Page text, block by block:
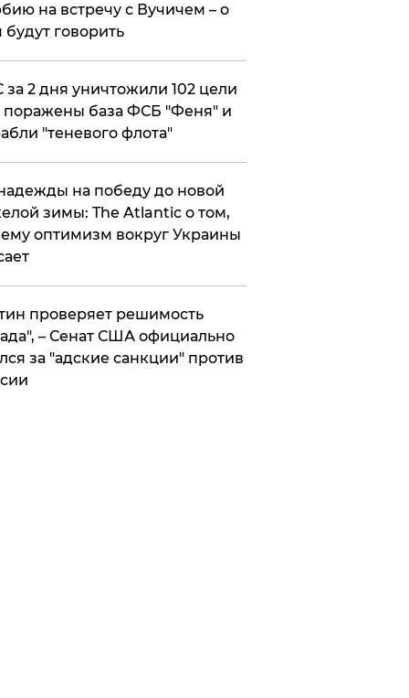
на встречу с Вучичем – о
будут говорить
за 2 дня уничтожили 102 цели
база ФСБ "Феня" и
"теневого флота"
на победу до новой
зимы: The Atlantic о том,
оптимизм вокруг Украины
проверяет решимость
– Сенат США официально
за "адские санкции" против